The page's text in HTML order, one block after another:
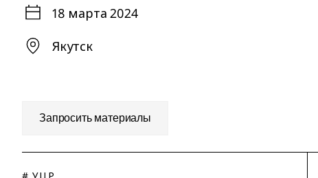
18 марта 2024
Якутск
Запросить материалы